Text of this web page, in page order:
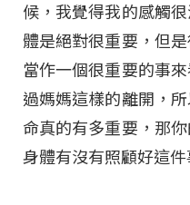
候，我覺得我的感觸
體是絕對很重要，但
當作一個很重要的事
過媽媽這樣的離開，
命真的有多重要，那
身體有沒有照顧好這件